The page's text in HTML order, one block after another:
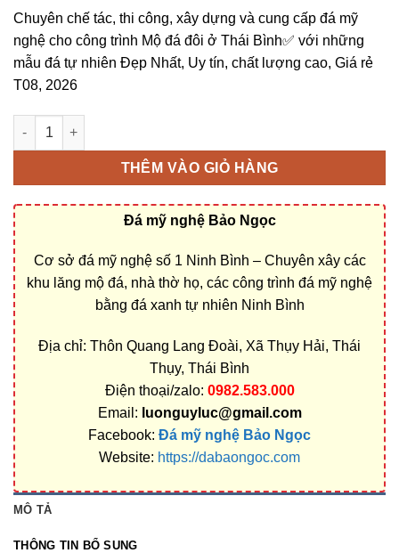
Chuyên chế tác, thi công, xây dựng và cung cấp đá mỹ
nghệ cho công trình Mộ đá đôi ở Thái Bình✅ với những
mẫu đá tự nhiên Đẹp Nhất, Uy tín, chất lượng cao, Giá rẻ
T08, 2026
Bán và xây dựng, làm Mộ đá đôi ở Thái Bình rẻ đẹp số lượng
THÊM VÀO GIỎ HÀNG
Đá mỹ nghệ Bảo Ngọc
Cơ sở đá mỹ nghệ số 1 Ninh Bình – Chuyên xây các
khu lăng mộ đá, nhà thờ họ, các công trình đá mỹ nghệ
bằng đá xanh tự nhiên Ninh Bình
Địa chỉ: Thôn Quang Lang Đoài, Xã Thụy Hải, Thái
Thụy, Thái Bình
Điện thoại/zalo: 0982.583.000
Email: luonguyluc@gmail.com
Facebook: Đá mỹ nghệ Bảo Ngọc
Website: https://dabaongoc.com
MÔ TẢ
THÔNG TIN BỔ SUNG